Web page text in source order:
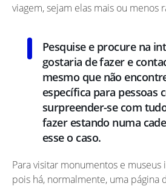
viagem, sejam elas mais ou menos
Pesquise e procure na
gostaria de fazer e
mesmo que não
específica para pessoas
surpreender-se com
fazer estando numa
esse o caso.
Para visitar monumentos e museus
pois há, normalmente, uma página